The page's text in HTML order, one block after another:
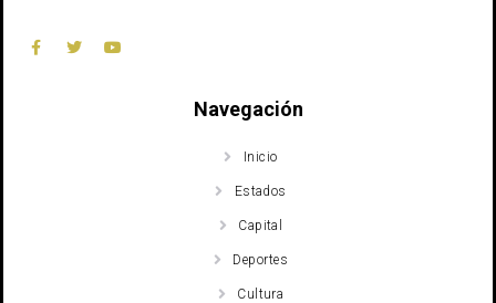
Navegación
Inicio
Estados
Capital
Deportes
Cultura